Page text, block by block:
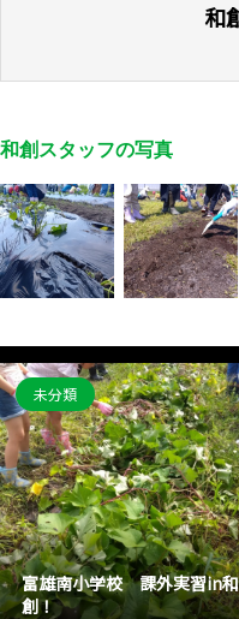
和
和創スタッフの写真
未分類
富雄南小学校 課外実習in和
創！